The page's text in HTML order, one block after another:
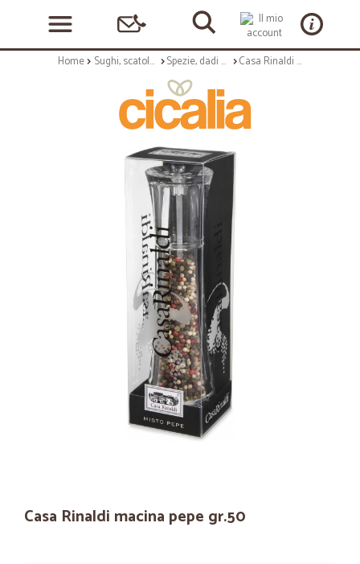
Home Sughi, scatolame e condimenti Spezie, dadi e insaporitori Casa Rinaldi macina pepe gr.50
Casa Rinaldi macina pepe gr.50